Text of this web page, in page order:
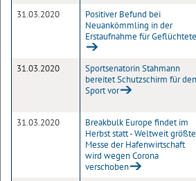
31.03.2020
Positiver Befund bei
Neuankömmling in der
Erstaufnahme für Geflüchtete
31.03.2020
Sportsenatorin Stahmann
bereitet Schutzschirm für den
Sport vor
31.03.2020
Breakbulk Europe findet im
Herbst statt - Weltweit größte
Messe der Hafenwirtschaft
wird wegen Corona
verschoben